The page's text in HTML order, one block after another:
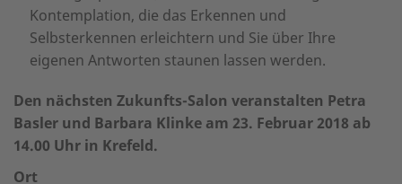
Kontemplation, die das Erkennen und
Selbsterkennen erleichtern und Sie über Ihre
eigenen Antworten staunen lassen werden.
Den nächsten Zukunfts-Salon veranstalten Petra
Basler und Barbara Klinke am 23. Februar 2018 ab
14.00 Uhr in Krefeld.
Ort